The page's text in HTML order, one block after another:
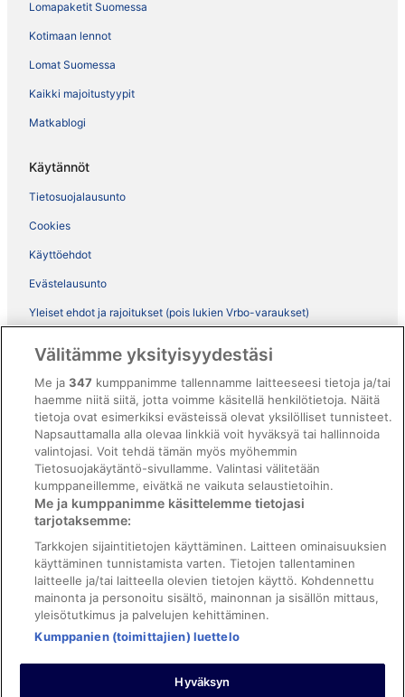
Lomapaketit Suomessa
Kotimaan lennot
Lomat Suomessa
Kaikki majoitustyypit
Matkablogi
Käytännöt
Tietosuojalausunto
Cookies
Käyttöehdot
Evästelausunto
Yleiset ehdot ja rajoitukset (pois lukien Vrbo-varaukset)
ebookers BONUS+ -ohjelman ehdot
Oikeudelliset tiedot / ota meihin yhteyttä
Sisältövaatimukset ja ilmoituksen tekeminen sisällöstä
Tuki
Ota yhteyttä
Varauksen muuttaminen tai peruuttaminen
Varaa lento lentoyhtiön hyvityskupongeilla
Hyvityksen hakeminen ja aikarajat
Välitämme yksityisyydestäsi
Me ja347 kumppanimme tallennamme laitteeseesi tietoja ja/tai
haemme niitä siitä, jotta voimme käsitellä henkilötietoja. Näitä
tietoja ovat esimerkiksi evästeissä olevat yksilölliset tunnisteet.
Napsauttamalla alla olevaa linkkiä voit hyväksyä tai hallinnoida
valintojasi. Voit tehdä tämän myös myöhemmin
Tietosuojakäytäntö-sivullamme. Valintasi välitetään
kumppaneillemme, eivätkä ne vaikuta selaustietoihin.
Me ja kumppanimme käsittelemme tietojasi
tarjotaksemme:
Tarkkojen sijaintitietojen käyttäminen. Laitteen ominaisuuksien
käyttäminen tunnistamista varten. Tietojen tallentaminen
laitteelle ja/tai laitteella olevien tietojen käyttö. Kohdennettu
mainonta ja personoitu sisältö, mainonnan ja sisällön mittaus,
yleisötutkimus ja palvelujen kehittäminen.
Kumppanien (toimittajien) luettelo
Hyväksyn